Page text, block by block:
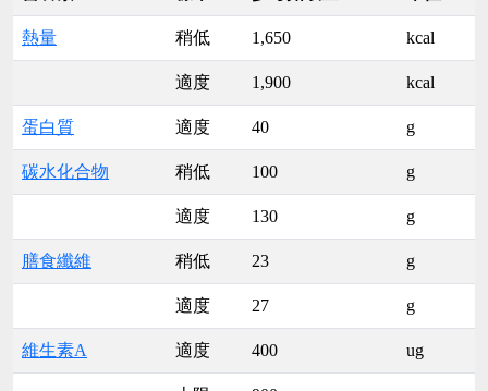
熱量 稍低 1,650 kcal
適度 1,900 kcal
蛋白質 適度 40 g
碳水化合物 稍低 100 g
適度 130 g
膳食纖維 稍低 23 g
適度 27 g
維生素A 適度 400 ug